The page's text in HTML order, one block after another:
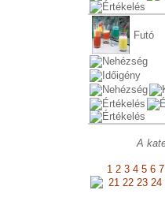
Futó
A
1 2 3 4 5 6 7
21 22 23 24